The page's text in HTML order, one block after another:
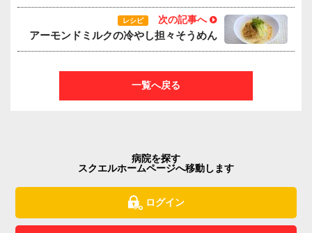
レシピ 次の記事へ
アーモンドミルクの冷やし担々そうめん
一覧へ戻る
病院を探す
スクエルホームページへ移動します
ログイン